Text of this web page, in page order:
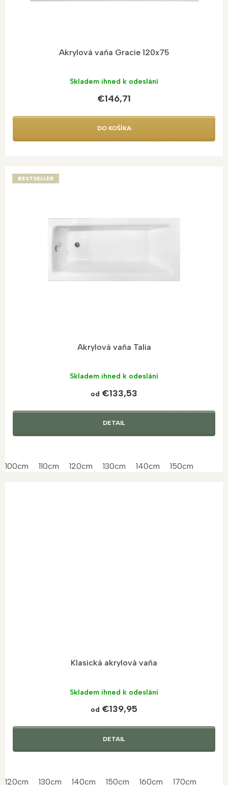
Akrylová vaňa Gracie 120x75
Skladem ihned k odeslání
€146,71
DO KOŠÍKA
BESTSELLER
Akrylová vaňa Talia
Skladem ihned k odeslání
od €133,53
DETAIL
100cm 110cm 120cm 130cm 140cm 150cm
Klasická akrylová vaňa
Skladem ihned k odeslání
od €139,95
DETAIL
120cm 130cm 140cm 150cm 160cm 170cm